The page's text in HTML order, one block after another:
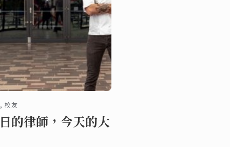
校友
的律師，今天的大